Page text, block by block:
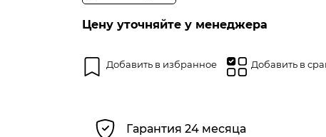
из
Цену уточняйте у менеджера
Добавить в избранное Добавить в
Гарантия 24 месяца